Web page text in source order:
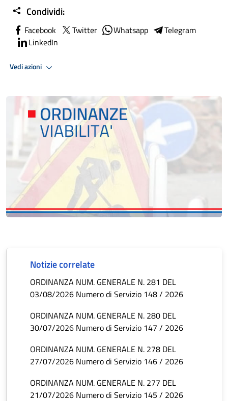
Condividi:
Facebook Twitter Whatsapp
Telegram
LinkedIn
Vedi azioni
Notizie correlate
ORDINANZA NUM. GENERALE N. 281 DEL
03/08/2026 Numero di Servizio 148 / 2026
ORDINANZA NUM. GENERALE N. 280 DEL
30/07/2026 Numero di Servizio 147 / 2026
ORDINANZA NUM. GENERALE N. 278 DEL
27/07/2026 Numero di Servizio 146 / 2026
ORDINANZA NUM. GENERALE N. 277 DEL
21/07/2026 Numero di Servizio 145 / 2026